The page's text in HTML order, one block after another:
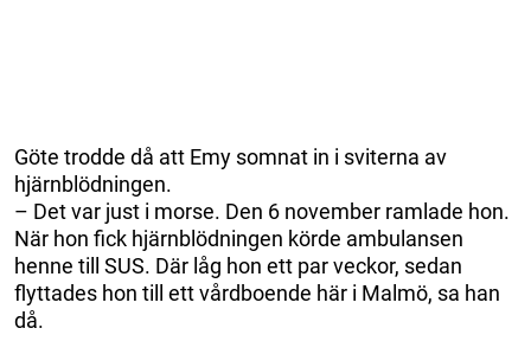
Göte trodde då att Emy somnat in i sviterna av
hjärnblödningen.
– Det var just i morse. Den 6 november ramlade hon.
När hon fick hjärnblödningen körde ambulansen
henne till SUS. Där låg hon ett par veckor, sedan
flyttades hon till ett vårdboende här i Malmö, sa han
då.